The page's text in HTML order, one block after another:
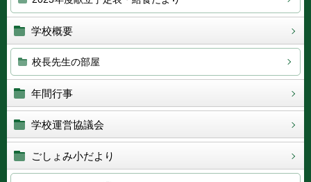
学校概要
校長先生の部屋
年間行事
学校運営協議会
ごしょみ小だより